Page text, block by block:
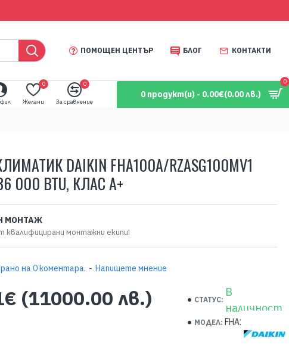
ПОМОЩЕН ЦЕНТЪР БЛОГ КОНТАКТИ
Желани
0
За сравнение
0
0 продукт(и) - 0.00€(0.00 лв.)
0
DAIKIN FHA100A/RZASG100MV1
000 BTU, КЛАС A+
на 0 коментара. - Напишете мнение
(11000.00 лв.) СТАТУС:
В
наличност
МОДЕЛ: FHA100A
МОНТАЖ
квалифицирани монтажни екипи!